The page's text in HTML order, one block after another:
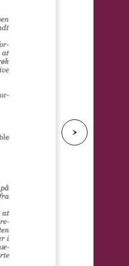
N
e
s
t
e
s
i
d
e